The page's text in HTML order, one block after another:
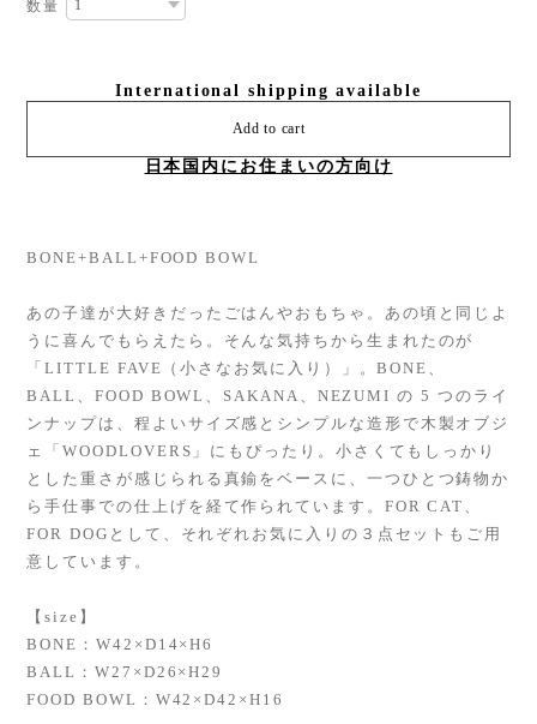
数量
International shipping available
Add to cart
日本国内にお住まいの方向け
BONE+BALL+FOOD BOWL
あの子達が大好きだったごはんやおもちゃ。あの頃と同じよ
うに喜んでもらえたら。そんな気持ちから生まれたのが
「LITTLE FAVE（小さなお気に入り）」。BONE、
BALL、FOOD BOWL、SAKANA、NEZUMI の 5 つのライ
ンナップは、程よいサイズ感とシンプルな造形で木製オブジ
ェ「WOODLOVERS」にもぴったり。小さくてもしっかり
とした重さが感じられる真鍮をベースに、一つひとつ鋳物か
ら手仕事での仕上げを経て作られています。FOR CAT、
FOR DOGとして、それぞれお気に入りの３点セットもご用
意しています。
【size】
BONE：W42×D14×H6
BALL：W27×D26×H29
FOOD BOWL：W42×D42×H16